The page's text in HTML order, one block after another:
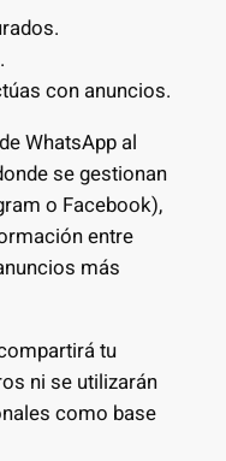
con anuncios.
WhatsApp al
se gestionan
o Facebook),
entre
más
tu
ni se utilizarán
como base